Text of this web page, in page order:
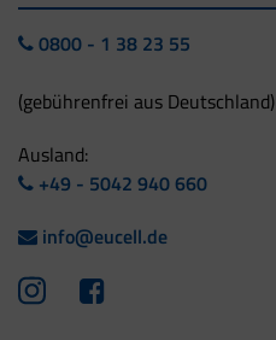
0800 - 1 38 23 55
(gebührenfrei aus Deutschland)
Ausland:
+49 - 5042 940 660
info@eucell.de